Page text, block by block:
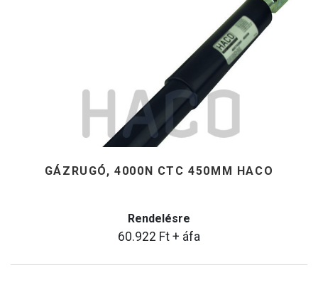
GÁZRUGÓ, 4000N CTC 450MM HACO
Rendelésre
60.922 Ft + áfa